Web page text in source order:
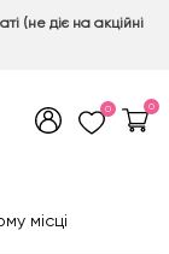
(не діє на акційні
0 0
місці